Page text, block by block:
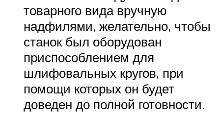
товарного вида вручную
надфилями, желательно, чтобы
станок был оборудован
приспособлением для
шлифовальных кругов, при
помощи которых он будет
доведен до полной готовности.